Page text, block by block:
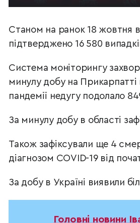
Станом на ранок 18 жовтня в
підтверджено 16 580
Система моніторингу
минулу добу на
пандемії недугу подолало
За минулу добу в області
Також зафіксували ще 4
діагнозом COVID-19 від
За добу в Україні виявили
Головні новини